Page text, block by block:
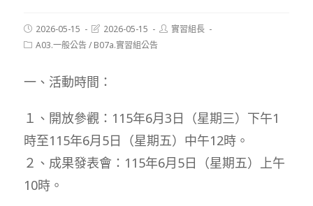
Post
published:
2026-05-15
Post
modified:
2026-05-15
Post實習組長
PostA03.一般公告/ B07a.實習組公告
一、活動時間：
１、開放參觀：115年6月3日（星期三）下午1
時至115年6月5日（星期五）中午12時。
２、成果發表會：115年6月5日（星期五）上午
10時。